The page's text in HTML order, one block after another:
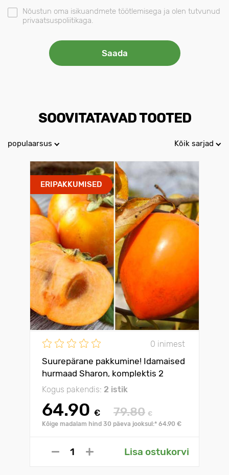
Nõustun oma isikuandmete töötlemisega ja olen tutvunud
privaatsuspoliitikaga.
SOOVITATAVAD TOOTED
populaarsus Kõik sarjad
ERIPAKKUMISED
0 inimest
Suurepärane pakkumine! Idamaised
hurmaad Sharon, komplektis 2
istikut
Kogus pakendis: 2 istik
64.90 € 79.80 €
Kõige madalam hind 30 päeva jooksul:* 64.90 €
Lisa ostukorvi